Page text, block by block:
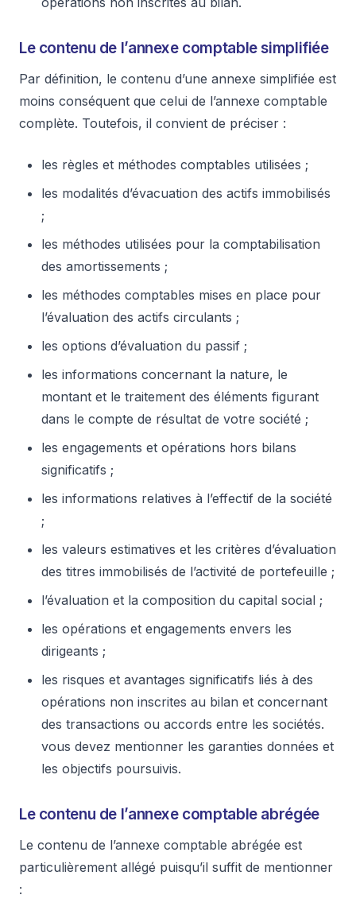
Le contenu de l’annexe comptable simplifiée
Par définition, le contenu d’une annexe simplifiée est
moins conséquent que celui de l’annexe comptable
complète. Toutefois, il convient de préciser :
les règles et méthodes comptables utilisées ;
les modalités d’évacuation des actifs immobilisés
;
les méthodes utilisées pour la comptabilisation
des amortissements ;
les méthodes comptables mises en place pour
l’évaluation des actifs circulants ;
les options d’évaluation du passif ;
les informations concernant la nature, le
montant et le traitement des éléments figurant
dans le compte de résultat de votre société ;
les engagements et opérations hors bilans
significatifs ;
les informations relatives à l’effectif de la société
;
les valeurs estimatives et les critères d’évaluation
des titres immobilisés de l’activité de portefeuille ;
l’évaluation et la composition du capital social ;
les opérations et engagements envers les
dirigeants ;
les risques et avantages significatifs liés à des
opérations non inscrites au bilan et concernant
des transactions ou accords entre les sociétés.
vous devez mentionner les garanties données et
les objectifs poursuivis.
Le contenu de l’annexe comptable abrégée
Le contenu de l’annexe comptable abrégée est
particulièrement allégé puisqu’il suffit de mentionner
: